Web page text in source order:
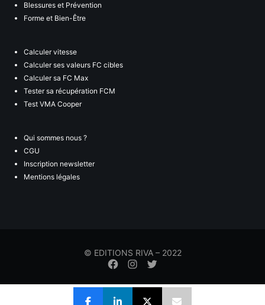
Blessures et Prévention
Forme et Bien-Être
Calculer vitesse
Calculer ses valeurs FC cibles
Calculer sa FC Max
Tester sa récupération FCM
Test VMA Cooper
Qui sommes nous ?
CGU
Inscription newsletter
Mentions légales
© EDITIONS RIVA – 2022
Élément
menude
de